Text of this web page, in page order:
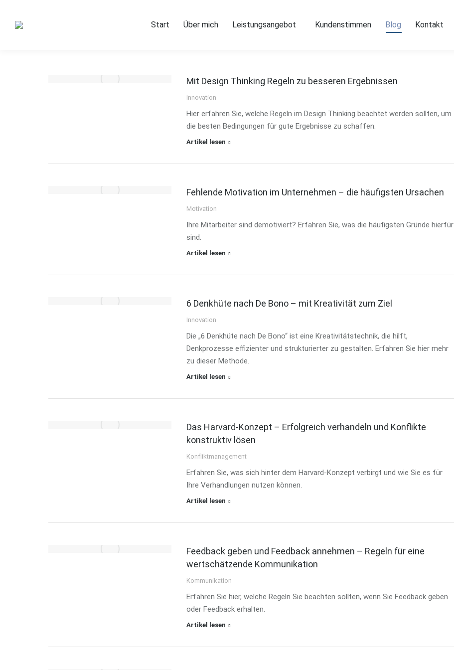
Start Über mich Leistungsangebot Kundenstimmen Blog Kontakt
Mit Design Thinking Regeln zu besseren Ergebnissen
Innovation
Hier erfahren Sie, welche Regeln im Design Thinking beachtet werden sollten, um
die besten Bedingungen für gute Ergebnisse zu schaffen.
Artikel lesen
Fehlende Motivation im Unternehmen – die häufigsten Ursachen
Motivation
Ihre Mitarbeiter sind demotiviert? Erfahren Sie, was die häufigsten Gründe hierfür
sind.
Artikel lesen
6 Denkhüte nach De Bono – mit Kreativität zum Ziel
Innovation
Die „6 Denkhüte nach De Bono“ ist eine Kreativitätstechnik, die hilft,
Denkprozesse effizienter und strukturierter zu gestalten. Erfahren Sie hier mehr
zu dieser Methode.
Artikel lesen
Das Harvard-Konzept – Erfolgreich verhandeln und Konflikte
konstruktiv lösen
Konfliktmanagement
Erfahren Sie, was sich hinter dem Harvard-Konzept verbirgt und wie Sie es für
Ihre Verhandlungen nutzen können.
Artikel lesen
Feedback geben und Feedback annehmen – Regeln für eine
wertschätzende Kommunikation
Kommunikation
Erfahren Sie hier, welche Regeln Sie beachten sollten, wenn Sie Feedback geben
oder Feedback erhalten.
Artikel lesen